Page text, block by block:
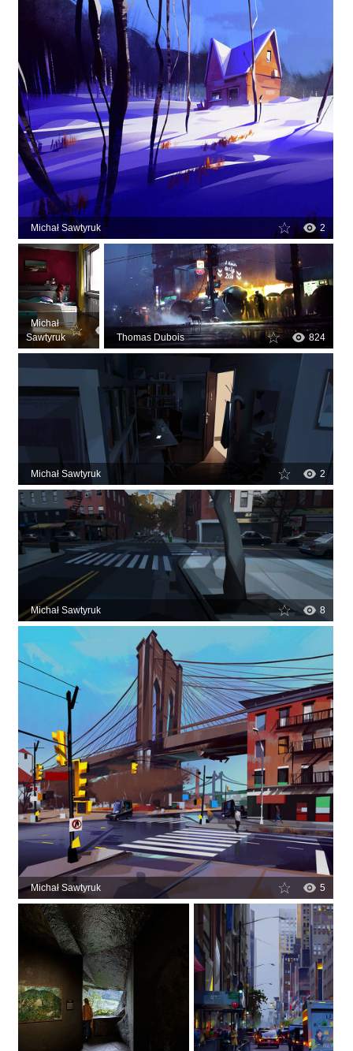
Michał Sawtyruk 2
Michał
Sawtyruk
Thomas Dubois 824
Michał Sawtyruk 2
Michał Sawtyruk 8
Michał Sawtyruk 5